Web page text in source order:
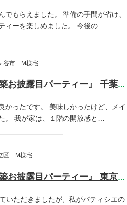
でもらえました。
準備の手間が省け、
ィーを楽しめました。
今後の…
谷市 M様宅
開催しました! 『新築お披露目パーティー』 千葉県鎌ヶ谷市 M様宅
かったです。
美味しかったけど、メイ
。
我が家は、１階の開放感と…
区 M様宅
開催しました! 『新築お披露目パーティー』 東京都足立区 M様宅
いただきましたが、私がパティシエの